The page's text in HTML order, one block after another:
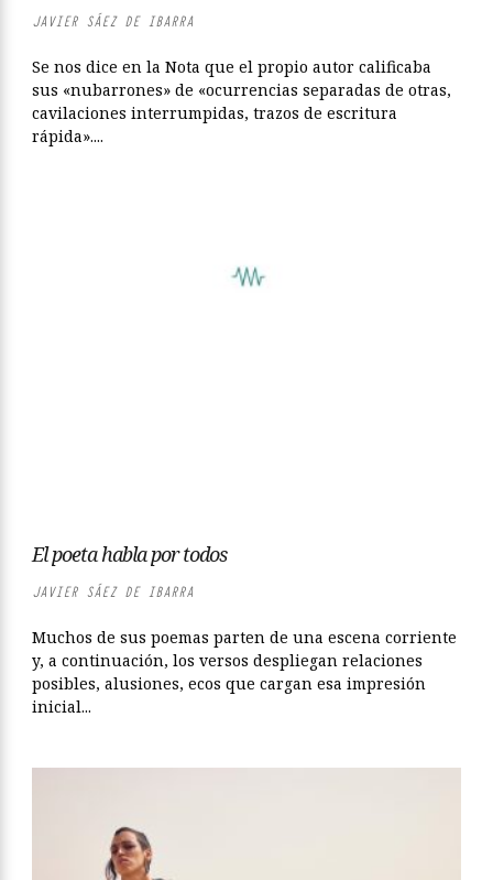
JAVIER SÁEZ DE IBARRA
Se nos dice en la Nota que el propio autor calificaba
sus «nubarrones» de «ocurrencias separadas de otras,
cavilaciones interrumpidas, trazos de escritura
rápida»....
El poeta habla por todos
JAVIER SÁEZ DE IBARRA
Muchos de sus poemas parten de una escena corriente
y, a continuación, los versos despliegan relaciones
posibles, alusiones, ecos que cargan esa impresión
inicial...